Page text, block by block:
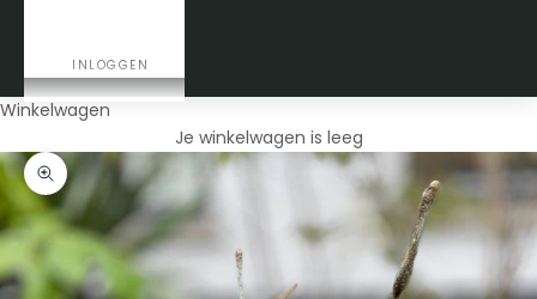
INLOGGEN
Winkelwagen
Je winkelwagen is leeg
In-/uitzoomen